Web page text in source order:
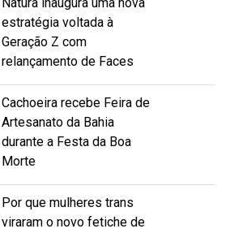
estratégia voltada à
Geração Z com
relançamento de Faces
Cachoeira recebe Feira de
Artesanato da Bahia
durante a Festa da Boa
Morte
Por que mulheres trans
viraram o novo fetiche de